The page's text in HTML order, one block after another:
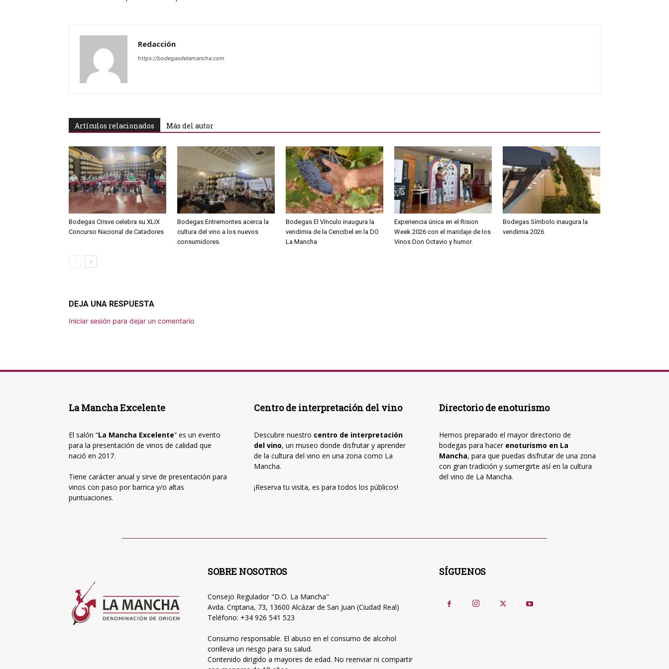
Redacción
https://bodegasdelamancha.com
Artículos relacionados Más del autor
Bodegas Crisve celebra su XLIX
Concurso Nacional de Catadores
Bodegas Entremontes acerca la
cultura del vino a los nuevos
consumidores.
Bodegas El Vínculo inaugura la
vendimia de la Cencibel en la DO
La Mancha
Experiencia única en el Rision
Week 2026 con el maridaje de los
Vinos Don Octavio y humor.
Bodegas Símbolo inaugura la
vendimia 2026
DEJA UNA RESPUESTA
Iniciar sesión para dejar un comentario
La Mancha Excelente
El salón “La Mancha Excelente” es un evento
para la presentación de vinos de calidad que
nació en 2017.
Tiene carácter anual y sirve de presentación para
vinos con paso por barrica y/o altas
puntuaciones.
Centro de interpretación del vino
Descubre nuestro centro de interpretación
del vino, un museo donde disfrutar y aprender
de la cultura del vino en una zona como La
Mancha.
¡Reserva tu visita, es para todos los públicos!
Directorio de enoturismo
Hemos preparado el mayor directorio de
bodegas para hacer enoturismo en La
Mancha, para que puedas disfrutar de una zona
con gran tradición y sumergirte así en la cultura
del vino de La Mancha.
SOBRE NOSOTROS
Consejo Regulador "D.O. La Mancha"
Avda. Criptana, 73, 13600 Alcázar de San Juan (Ciudad Real)
Teléfono: +34 926 541 523
Consumo responsable. El abuso en el consumo de alcohol
conlleva un riesgo para su salud.
Contenido dirigido a mayores de edad. No reenviar ni compartir
SÍGUENOS